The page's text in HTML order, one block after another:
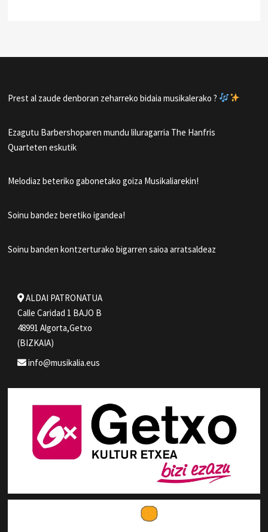
Prest al zaude denboran zeharreko bidaia musikalerako ?
Ezagutu Barbershoparen mundu liluragarria The Hanfris
Quarteten eskutik
Melodiaz beteriko gabonetako goiza Musikaliarekin!
Soinu bandez beretiko igandea!
Soinu banden kontzerturako bigarren saioa arratsaldeaz
ALDAI PATRONATUA
Calle Caridad 1 BAJO B
48991 Algorta,Getxo
(BIZKAIA)
info@musikalia.eus